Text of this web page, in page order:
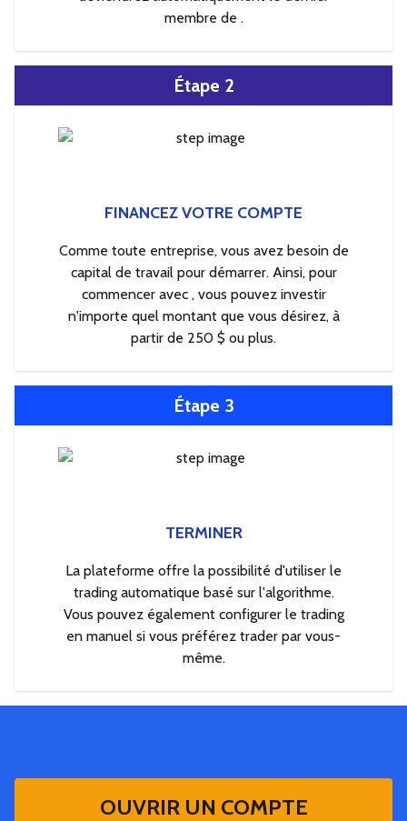
membre de .
Étape 2
FINANCEZ VOTRE COMPTE
Comme toute entreprise, vous avez besoin de
capital de travail pour démarrer. Ainsi, pour
commencer avec , vous pouvez investir
n'importe quel montant que vous désirez, à
partir de 250 $ ou plus.
Étape 3
TERMINER
La plateforme offre la possibilité d'utiliser le
trading automatique basé sur l'algorithme.
Vous pouvez également configurer le trading
en manuel si vous préférez trader par vous-
même.
OUVRIR UN COMPTE